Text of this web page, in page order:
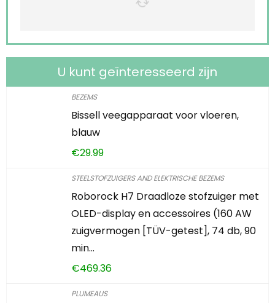
U kunt geïnteresseerd zijn
BEZEMS
Bissell veegapparaat voor vloeren,
blauw
€29.99
STEELSTOFZUIGERS AND ELEKTRISCHE BEZEMS
Roborock H7 Draadloze stofzuiger met
OLED-display en accessoires (160 AW
zuigvermogen [TÜV-getest], 74 db, 90
min…
€469.36
PLUMEAUS